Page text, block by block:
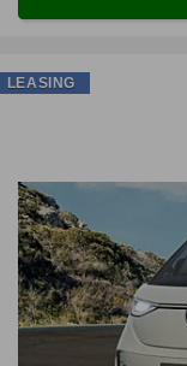
LEASING